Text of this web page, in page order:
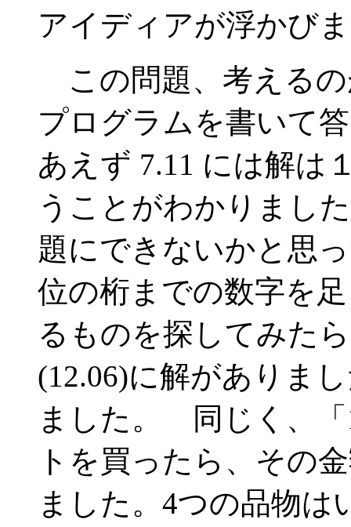
アイディアが浮かび
この問題、考える
プログラムを書いて
あえず 7.11 には解は
うことがわかりまし
題にできないかと思
位の桁までの数字を
るものを探してみた
(12.06)に解がありま
ました。 同じく、「
トを買ったら、その
ました。4つの品物